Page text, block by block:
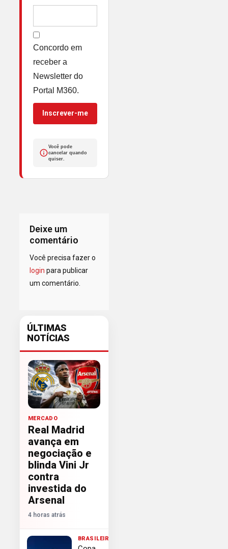
Concordo em
receber a
Newsletter do
Portal M360.
Inscrever-me
Você pode
cancelar quando
quiser.
Deixe um
comentário
Você precisa fazer o
login para publicar
um comentário.
ÚLTIMAS
NOTÍCIAS
MERCADO
Real Madrid
avança em
negociação e
blinda Vini Jr
contra
investida do
Arsenal
4 horas atrás
BRASILEIRÃO